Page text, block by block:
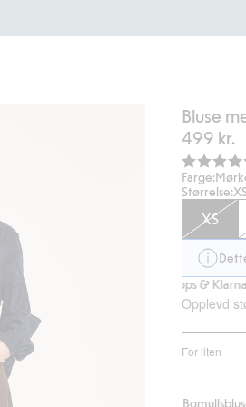
deg som er
tilbud
Bluse
499 kr.
Farge:
Størrelse:
XS
Enkel betaling med Vipps & Klarna
Opplevd
For liten
av